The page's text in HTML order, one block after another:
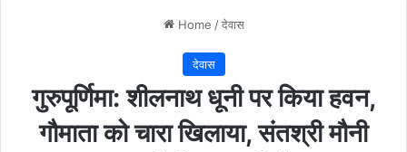
Home / देवास
देवास
गुरुपूर्णिमा: शीलनाथ धूनी पर किया हवन,
गौमाता को चारा खिलाया, संतश्री मौनी